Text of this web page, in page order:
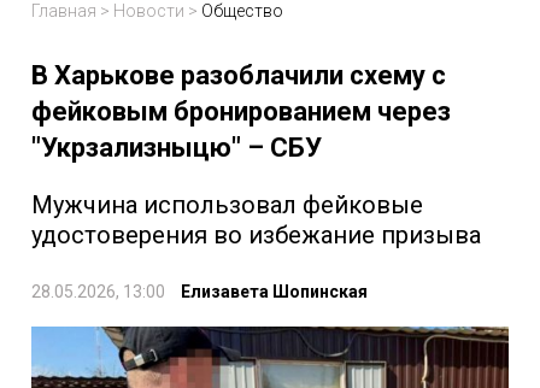
Главная > Новости > Общество
В Харькове разоблачили схему с
фейковым бронированием через
"Укрзализныцю" – СБУ
Мужчина использовал фейковые
удостоверения во избежание призыва
28.05.2026, 13:00 Елизавета Шопинская